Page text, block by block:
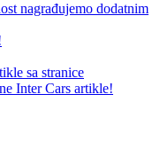
nagrađujemo dodatnim
sa stranice
Inter Cars artikle!